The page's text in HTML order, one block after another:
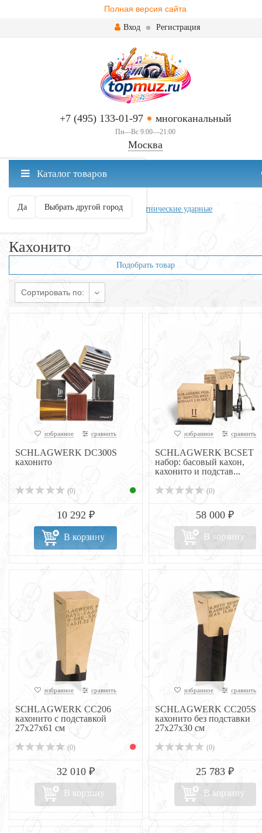
Полная версия сайта
Вход Регистрация
+7 (495) 133-01-97 многоканальный
Пн—Вс 9:00—21:00
Москва
Москва ваш город?
Да Выбрать другой город
Каталог товаров
Главная Ударные
Перкуссия и этнические ударные
Кахонито
Подобрать товар
Сортировать по:
избранное сравнить
SCHLAGWERK DC300S
кахонито
(0)
10 292 ₽
В корзину
избранное сравнить
SCHLAGWERK BCSET
набор: басовый кахон,
кахонито и подстав...
(0)
58 000 ₽
В корзину
избранное сравнить
SCHLAGWERK CC206
кахонито с подставкой
27x27x61 см
(0)
32 010 ₽
В корзину
избранное сравнить
SCHLAGWERK CC205S
кахонито без подставки
27x27x30 см
(0)
25 783 ₽
В корзину